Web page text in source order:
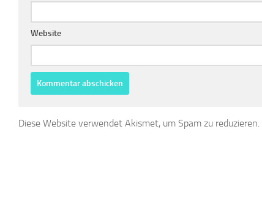
Website
Diese Website verwendet Akismet, um Spam zu reduzieren.